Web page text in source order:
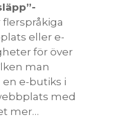
eller e-
för över
man
e-butiks i
med
mer…